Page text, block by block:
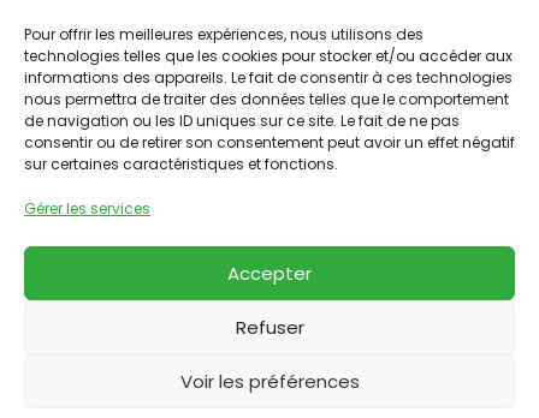
Pour offrir les meilleures expériences, nous utilisons des
technologies telles que les cookies pour stocker et/ou accéder aux
informations des appareils. Le fait de consentir à ces technologies
nous permettra de traiter des données telles que le comportement
de navigation ou les ID uniques sur ce site. Le fait de ne pas
consentir ou de retirer son consentement peut avoir un effet négatif
sur certaines caractéristiques et fonctions.
Gérer les services
Accepter
Refuser
Voir les préférences
Notre entreprise
Nos solutions
Nos services
Nous contacter
Nos produits
Nos partenaires
Nous suivre
Nous suivre sur Instagram
Nous suivre sur LinkedIn
Nous suivre sur